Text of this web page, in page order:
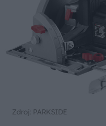
Zdroj: PARKSIDE